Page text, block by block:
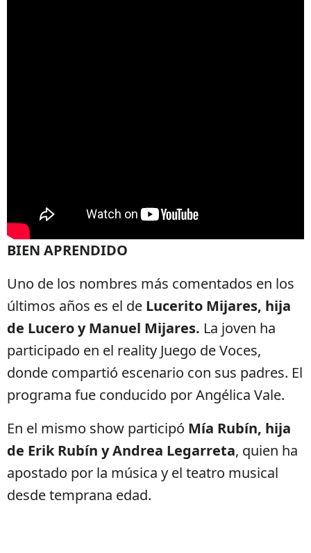
BIEN APRENDIDO
Uno de los nombres más comentados en los
últimos años es el de Lucerito Mijares, hija
de Lucero y Manuel Mijares. La joven ha
participado en el reality Juego de Voces,
donde compartió escenario con sus padres. El
programa fue conducido por Angélica Vale.
En el mismo show participó Mía Rubín, hija
de Erik Rubín y Andrea Legarreta, quien ha
apostado por la música y el teatro musical
desde temprana edad.